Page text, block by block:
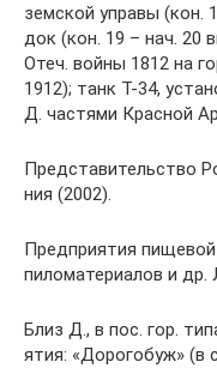
зем­ской упра­вы (кон.
док (кон. 19 – нач. 20
Отеч. вой­ны 1812 на
1912); танк Т-34,
Д. час­тя­ми Крас­ной
Пред­ста­ви­тель­ст­во
ния (2002).
Пред­при­ятия
пиломатериалов и др.
Близ Д., в пос. гор.
ятия: «До­ро­го­буж» (в